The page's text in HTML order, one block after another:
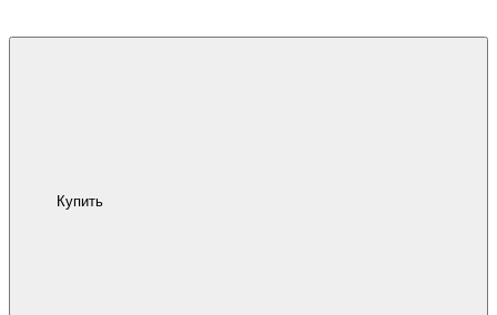
Купить